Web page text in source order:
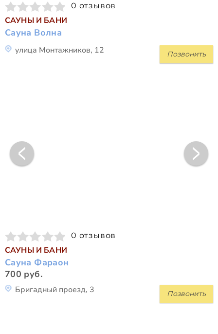
0 отзывов
САУНЫ И БАНИ
Сауна Волна
Позвонить
улица Монтажников, 12
0 отзывов
САУНЫ И БАНИ
Сауна Фараон
700 руб.
Позвонить
Бригадный проезд, 3